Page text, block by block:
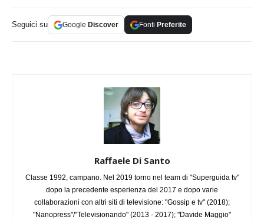
Seguici su Google Discover Fonti Preferite
Raffaele Di Santo
Classe 1992, campano. Nel 2019 torno nel team di "Superguida tv"
dopo la precedente esperienza del 2017 e dopo varie
collaborazioni con altri siti di televisione: "Gossip e tv" (2018);
"Nanopress"/"Televisionando" (2013 - 2017); "Davide Maggio"